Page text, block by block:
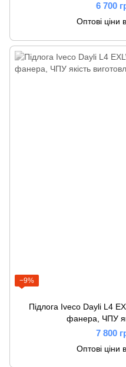
6 700
Оптові ціни
−9%
Підлога Iveco Dayli L4
фанера, ЧПУ
7 800
Оптові ціни